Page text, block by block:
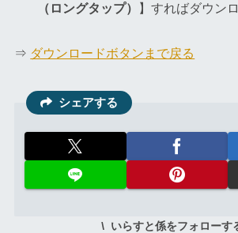
（ロングタップ）
】すればダウン
⇒ ダウンロードボタンまで戻る
シェアする
いらすと係をフォローす